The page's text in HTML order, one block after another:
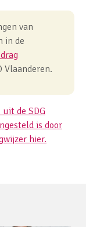
van
in de
Vlaanderen.
de SDG
is door
hier.